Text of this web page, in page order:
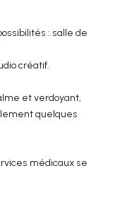
: salle de
créatif.
et verdoyant,
quelques
médicaux se